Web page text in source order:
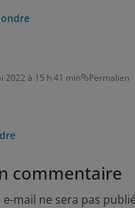
2022 à 15 h 41 min Permalien
commentaire
mail ne sera pas